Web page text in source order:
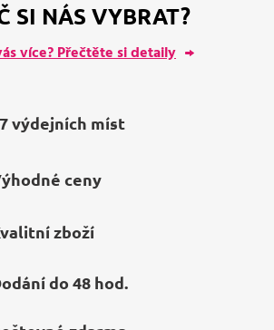
SI NÁS VYBRAT?
více? Přečtěte si detaily
výdejních míst
ceny
zboží
do 48 hod.